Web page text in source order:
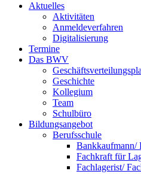
Aktuelles
Aktivitäten
Anmeldeverfahren
Digitalisierung
Termine
Das BWV
Geschichte
Kollegium
Team
Schulbüro
Bildungsangebot
Berufsschule
Bankkaufmann/
Fachkraft für
Fachlagerist/